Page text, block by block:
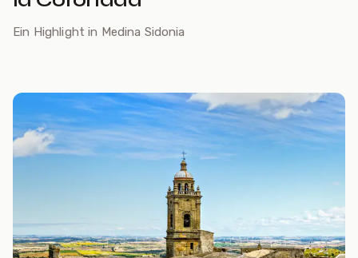
Ein Highlight in Medina Sidonia